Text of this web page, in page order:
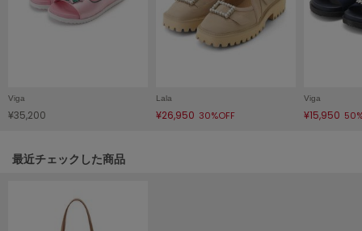
le
ル
ルコックスポルティフ
レスポートサック
Viga
¥35,200
Lala
¥26,950 30%OFF
Viga
¥15,950
関連記事
最近チェックした商品